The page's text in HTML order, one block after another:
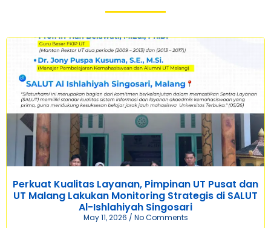
Perkuat Kualitas Layanan, Pimpinan UT Pusat dan
UT Malang Lakukan Monitoring Strategis di SALUT
Al-Ishlahiyah Singosari
May 11, 2026 No Comments